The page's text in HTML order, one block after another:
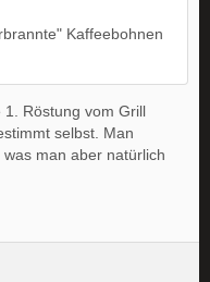
Kaffeebohnen
Röstung vom Grill
selbst. Man
man aber natürlich